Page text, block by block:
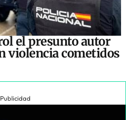
el presunto autor
violencia cometidos
Publicidad